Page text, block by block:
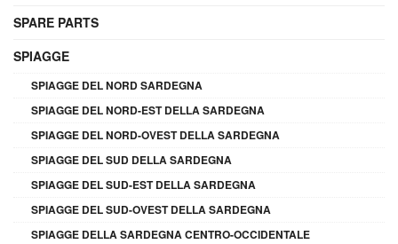
SPARE PARTS
SPIAGGE
SPIAGGE DEL NORD SARDEGNA
SPIAGGE DEL NORD-EST DELLA SARDEGNA
SPIAGGE DEL NORD-OVEST DELLA SARDEGNA
SPIAGGE DEL SUD DELLA SARDEGNA
SPIAGGE DEL SUD-EST DELLA SARDEGNA
SPIAGGE DEL SUD-OVEST DELLA SARDEGNA
SPIAGGE DELLA SARDEGNA CENTRO-OCCIDENTALE